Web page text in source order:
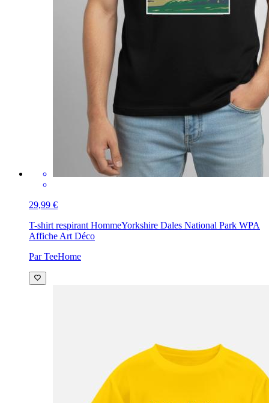
29,99 €
T-shirt respirant HommeYorkshire Dales National Park WPA
Affiche Art Déco
Par TeeHome